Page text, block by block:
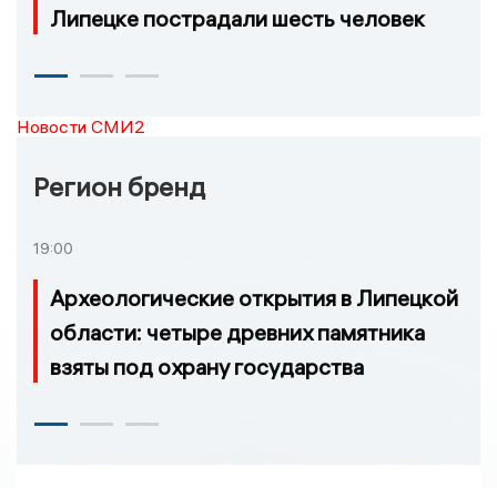
Липецке пострадали шесть человек
Новости СМИ2
Регион бренд
19:00
Археологические открытия в Липецкой
области: четыре древних памятника
взяты под охрану государства